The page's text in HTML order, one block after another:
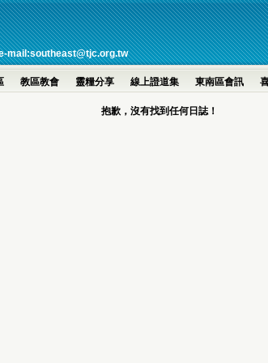
mail:southeast@tjc.org.tw
教區教會 靈糧分享 線上證道集 東南區會訊
抱歉，沒有找到任何日誌！